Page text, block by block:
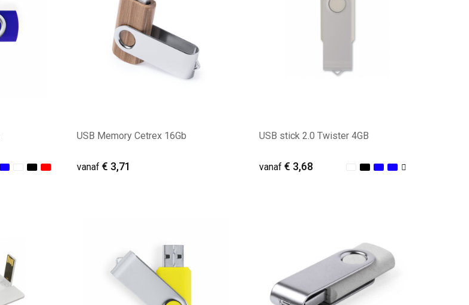
USB Memory Cetrex 16Gb
vanaf€ 3,71
USB stick 2.0 Twister 4GB
vanaf € 3,68